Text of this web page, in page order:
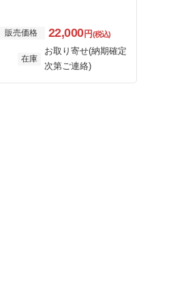
販売価格 22,000円(税込)
在庫
お取り寄せ(納期確定
次第ご連絡)